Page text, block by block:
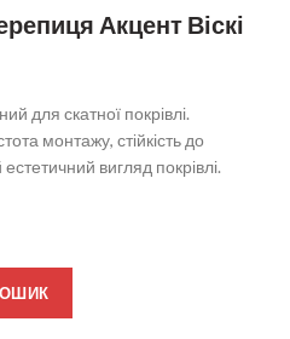
Акцент Віскі
для скатної покрівлі.
монтажу, стійкість до
вигляд покрівлі.